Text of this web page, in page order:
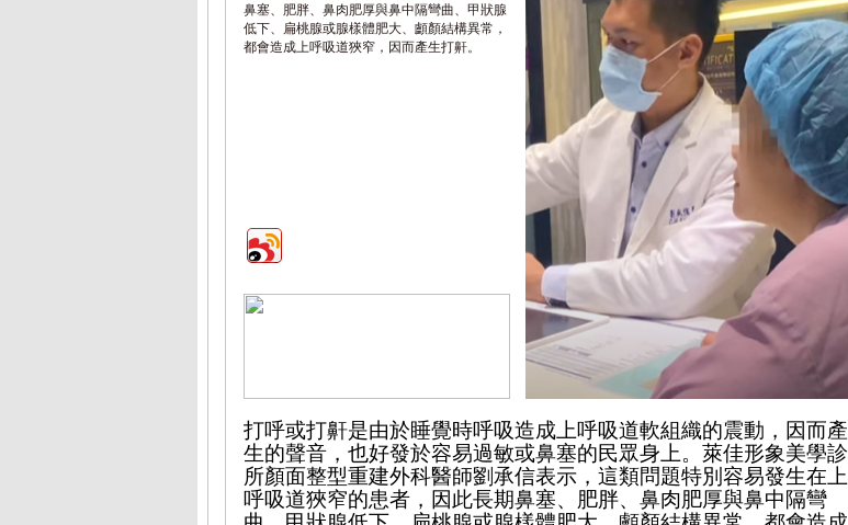
鼻塞、肥胖、鼻肉肥厚與鼻中隔彎曲、甲狀腺
低下、扁桃腺或腺樣體肥大、顱顏結構異常，
都會造成上呼吸道狹窄，因而產生打鼾。
打呼或打鼾是由於睡覺時呼吸造成上呼吸道軟組織的震動，因而產
生的聲音，也好發於容易過敏或鼻塞的民眾身上。萊佳形象美學診
所顏面整型重建外科醫師劉承信表示，這類問題特別容易發生在上
呼吸道狹窄的患者，因此長期鼻塞、肥胖、鼻肉肥厚與鼻中隔彎